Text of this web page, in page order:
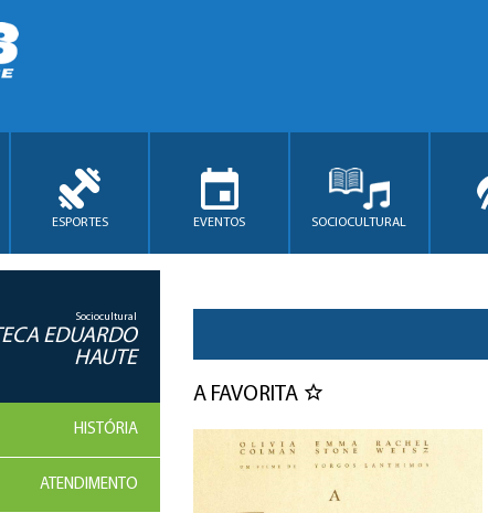
ESPORTES EVENTOS SOCIOCULTURAL
Sociocultural
EDUARDO
HAUTE
HISTÓRIA
ATENDIMENTO
A FAVORITA